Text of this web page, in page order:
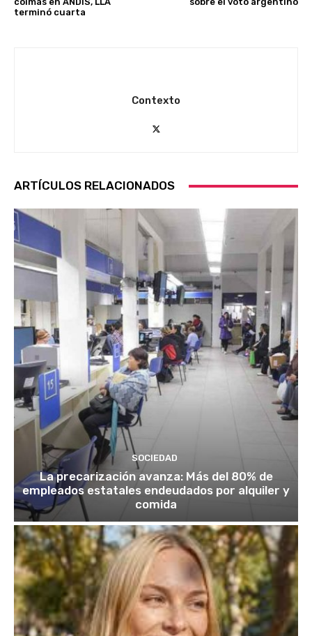
terminó cuarta
Contexto
ARTÍCULOS RELACIONADOS
SOCIEDAD
La precarización avanza: Más del 80% de
empleados estatales endeudados por alquiler y
comida